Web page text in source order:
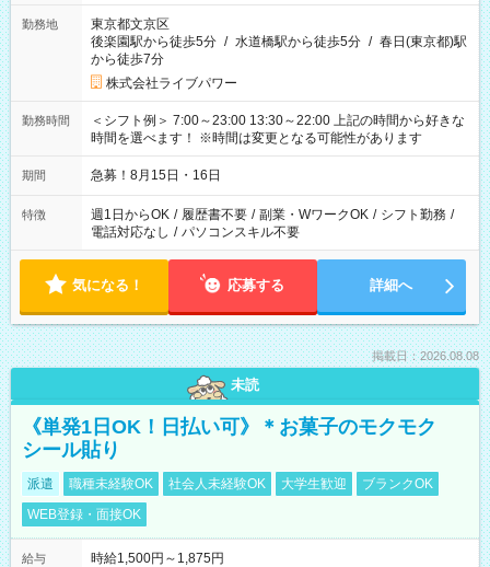
勤務地
東京都文京区
後楽園駅から徒歩5分 / 水道橋駅から徒歩5分 / 春日(東京都)駅
から徒歩7分
株式会社ライブパワー
勤務時間
＜シフト例＞ 7:00～23:00 13:30～22:00 上記の時間から好きな
時間を選べます！ ※時間は変更となる可能性があります
期間 急募！8月15日・16日
特徴 週1日からOK / 履歴書不要 / 副業・WワークOK / シフト勤務 /
電話対応なし / パソコンスキル不要
気になる！ 応募する 詳細へ
掲載日：2026.08.08
未読
《単発1日OK！日払い可》＊お菓子のモクモク
シール貼り
派遣 職種未経験OK 社会人未経験OK 大学生歓迎
ブランクOK
WEB登録・面接OK
給与 時給1,500円～1,875円